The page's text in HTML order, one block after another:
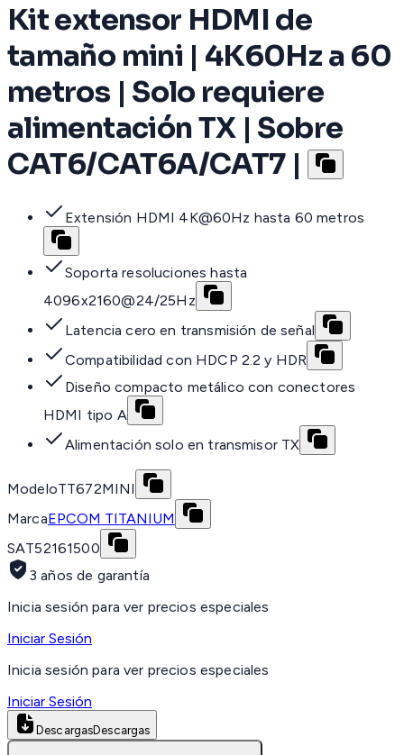
Kit extensor HDMI de
tamaño mini | 4K60Hz a 60
metros | Solo requiere
alimentación TX | Sobre
CAT6/CAT6A/CAT7 |
Extensión HDMI 4K@60Hz hasta 60 metros
Soporta resoluciones hasta
4096x2160@24/25Hz
Latencia cero en transmisión de señal
Compatibilidad con HDCP 2.2 y HDR
Diseño compacto metálico con conectores
HDMI tipo A
Alimentación solo en transmisor TX
ModeloTT672MINI
MarcaEPCOM TITANIUM
SAT52161500
3 años de garantía
Inicia sesión para ver precios especiales
Iniciar Sesión
Inicia sesión para ver precios especiales
Iniciar Sesión
DescargasDescargas